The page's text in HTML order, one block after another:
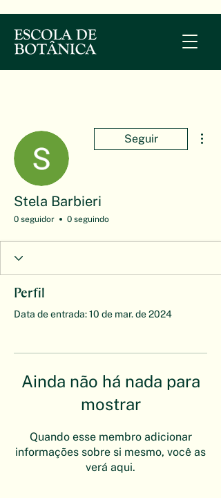
Seguir
Stela Barbieri
0 seguidor 0 seguindo
Perfil
Data de entrada: 10 de mar. de 2024
Ainda não há nada para
mostrar
Quando esse membro adicionar
informações sobre si mesmo, você as
verá aqui.